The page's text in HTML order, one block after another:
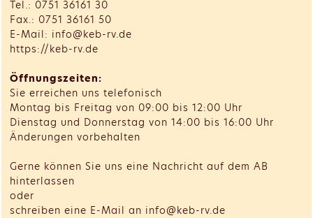
Tel.: 0751 36161 30
Fax.: 0751 36161 50
E-Mail: info@keb-rv.de
https://keb-rv.de
Öffnungszeiten:
Sie erreichen uns telefonisch
Montag bis Freitag von 09:00 bis 12:00 Uhr
Dienstag und Donnerstag von 14:00 bis 16:00 Uhr
Änderungen vorbehalten
Gerne können Sie uns eine Nachricht auf dem AB
hinterlassen
oder
schreiben eine E-Mail an info@keb-rv.de